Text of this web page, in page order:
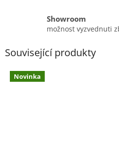
Showroom
možnost vyzvednuti
Související produkty
Novinka